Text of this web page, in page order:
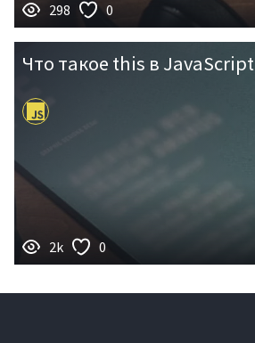
298 0
Что такое this в JavaScript
2k 0